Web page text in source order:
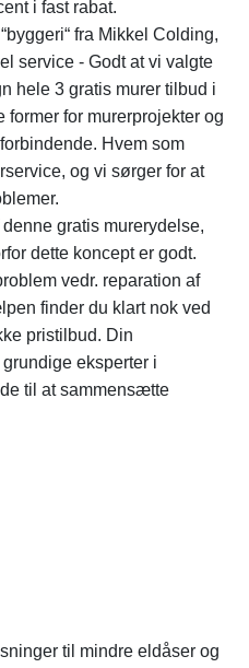
i fast rabat.
fra Mikkel Colding,
service - Godt at vi valgte
hele 3 gratis murer tilbud i
former for murerprojekter og
Hvem som
og vi sørger for at
gratis murerydelse,
dette koncept er godt.
vedr. reparation af
finder du klart nok ved
pristilbud. Din
eksperter i
til at sammensætte
til mindre eldåser og